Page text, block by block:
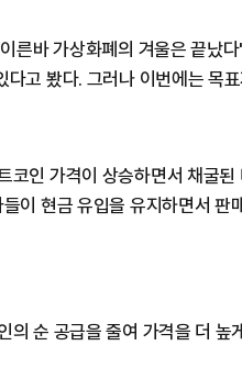
른바 가상화폐의 겨울은 끝났
다고 봤다. 그러나 이번에는 목
코인 가격이 상승하면서 채굴된
이 현금 유입을 유지하면서 판
의 순 공급을 줄여 가격을 더 높